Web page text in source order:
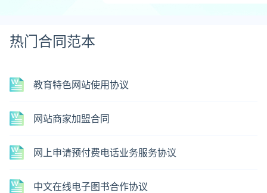
热门合同范本
教育特色网站使用协议
网站商家加盟合同
网上申请预付费电话业务服务协议
中文在线电子图书合作协议